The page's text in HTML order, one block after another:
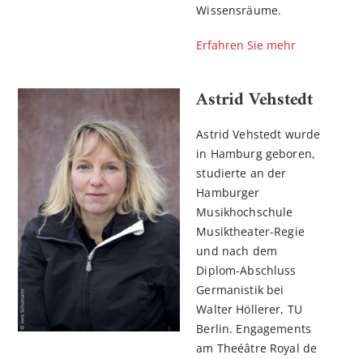
Wissensräume.
Erfahren Sie mehr
Astrid Vehstedt
Astrid Vehstedt wurde
in Hamburg geboren,
studierte an der
Hamburger
Musikhochschule
Musiktheater-Regie
und nach dem
Diplom-Abschluss
Germanistik bei
Walter Höllerer, TU
Berlin. Engagements
am Theéâtre Royal de